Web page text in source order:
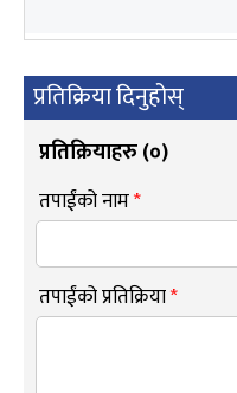
प्रतिक्रिया दिनुहोस्
प्रतिक्रियाहरु (०)
तपाईंको नाम*
तपाईंको प्रतिक्रिया*